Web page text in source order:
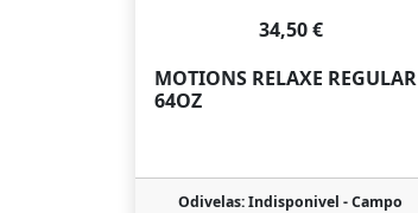
34,50 €
MOTIONS RELAXE REGULAR
64OZ
Odivelas: Indisponivel -Campo